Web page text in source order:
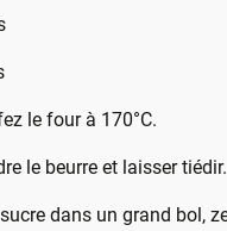
le four à 170°C.
le beurre et laisser tiédir.
dans un grand bol,